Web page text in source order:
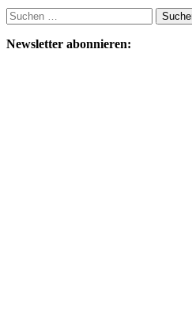
Suchen
nach:
Newsletter abonnieren: